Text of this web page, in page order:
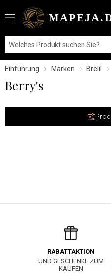
Einführung Marken Brelil
Berry's
RABATTAKTION
UND GESCHENKE ZUM
KAUFEN